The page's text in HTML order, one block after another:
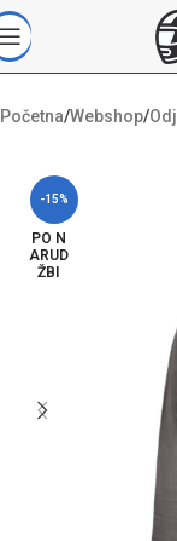
Početna/Webshop/
-15%
PO N
ARUD
ŽBI